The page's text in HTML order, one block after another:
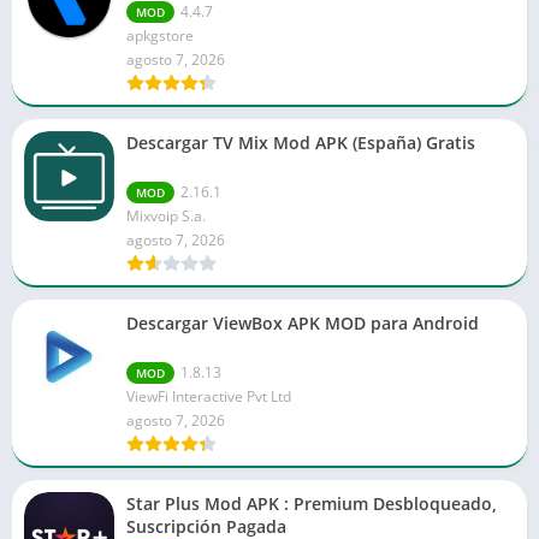
MOD
4.4.7
apkgstore
agosto 7, 2026
Descargar TV Mix Mod APK (España) Gratis
MOD
2.16.1
Mixvoip S.a.
agosto 7, 2026
Descargar ViewBox APK MOD para Android
MOD
1.8.13
ViewFi Interactive Pvt Ltd
agosto 7, 2026
Star Plus Mod APK : Premium Desbloqueado,
Suscripción Pagada